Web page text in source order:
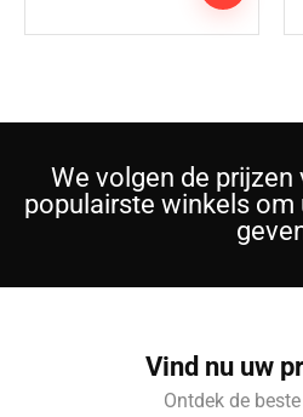
We volgen de prijzen
populairste winkels om
Vind nu uw
Ontdek de